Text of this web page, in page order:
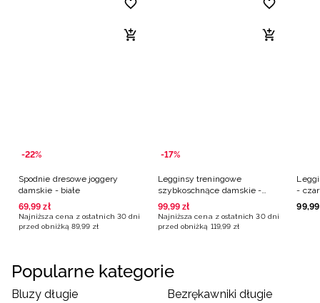
-22%
Spodnie dresowe joggery
damskie - białe
69,99 zł
Najniższa cena z ostatnich 30 dni
przed obniżką 89,99 zł
-17%
Legginsy treningowe
szybkoschnące damskie -
fioletowe
99,99 zł
Najniższa cena z ostatnich 30 dni
przed obniżką 119,99 zł
-
99,99
Popularne kategorie
Bluzy długie
Bezrękawniki długie